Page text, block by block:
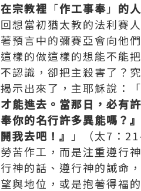
在宗教裡 「作工事奉 」 的
回想當初猶太教的法利賽
著預言中的彌賽亞會向他
這樣的做這樣的想能不能
不認識，卻把主殺害了？
揭示出來了，主耶穌說：「
才能進去。當那日，必有
奉你的名行許多異能嗎？
開我去吧！』
」（太7：
勞苦作工，而是注重遵行
行神的話、遵行神的誡命
望與地位，或是抱著得福